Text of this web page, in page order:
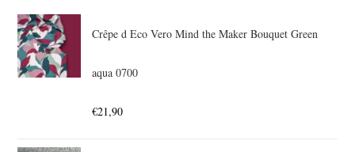
Crêpe d Eco Vero Mind the Maker Bouquet Green
aqua 0700
€21,90